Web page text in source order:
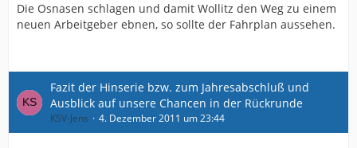
Die Osnasen schlagen und damit Wollitz den Weg zu einem
neuen Arbeitgeber ebnen, so sollte der Fahrplan aussehen.
Fazit der Hinserie bzw. zum Jahresabschluß und
Ausblick auf unsere Chancen in der Rückrunde
KSV-Jens 4. Dezember 2011 um 23:44